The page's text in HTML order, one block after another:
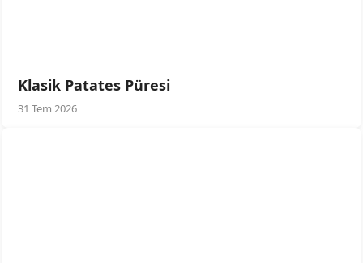
Klasik Patates Püresi
31 Tem 2026